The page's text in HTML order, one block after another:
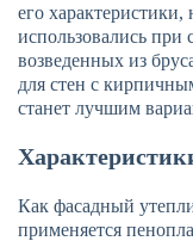
его
использовались при
возведенных из
для стен с
станет лучшим
Как фасадный
применяется